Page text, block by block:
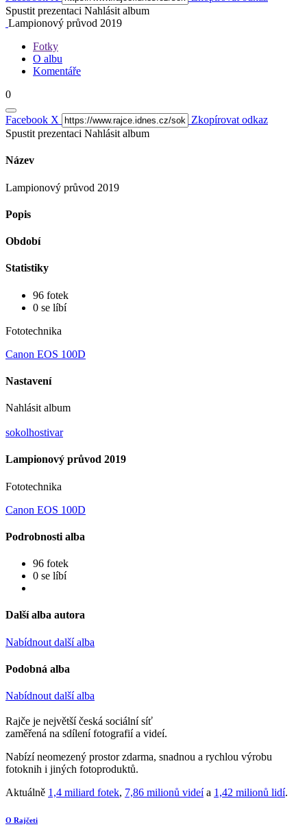
Spustit prezentaci Nahlásit album
Lampionový průvod 2019
Fotky
O albu
Komentáře
0
Facebook X
Zkopírovat odkaz
Spustit prezentaci Nahlásit album
Název
Lampionový průvod 2019
Popis
Období
Statistiky
96 fotek
0 se líbí
Fototechnika
Canon EOS 100D
Nastavení
Nahlásit album
sokolhostivar
Lampionový průvod 2019
Fototechnika
Canon EOS 100D
Podrobnosti alba
96 fotek
0 se líbí
Další alba autora
Nabídnout další alba
Podobná alba
Nabídnout další alba
Rajče je největší česká sociální síť
zaměřená na sdílení fotografií a videí.
Nabízí neomezený prostor zdarma, snadnou a rychlou výrobu
fotoknih i jiných fotoproduktů.
Aktuálně 1,4 miliard fotek, 7,86 milionů videía 1,42 milionů lidí.
O Rajčeti